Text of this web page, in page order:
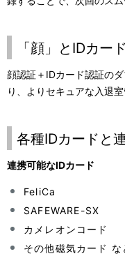
「顔」とIDカー
顔認証＋IDカード認証の
り、よりセキュアな入退室
各種IDカードと
連携可能なIDカード
FeliCa
SAFEWARE-SX
カメレオンコード
その他磁気カード な